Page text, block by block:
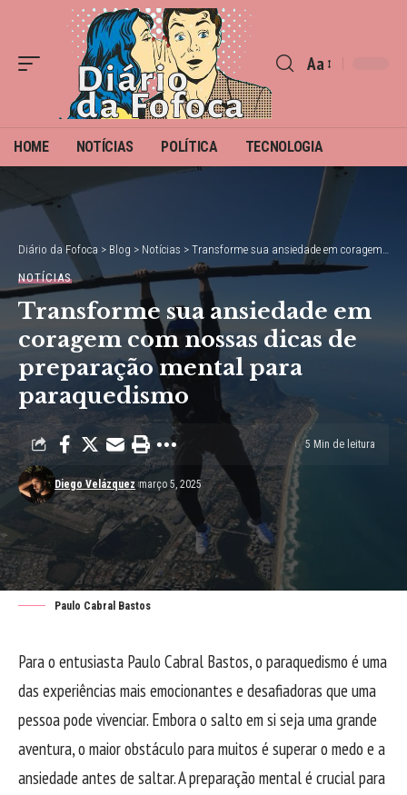
Font
Aa
HOME NOTÍCIAS POLÍTICA TECNOLOGIA
Diário da Fofoca > Blog > Notícias > Transforme sua ansiedade em coragem com nossas dicas de preparação mental para paraquedismo
NOTÍCIAS
Transforme sua ansiedade em
coragem com nossas dicas de
preparação mental para
paraquedismo
Diego Velázquez março 5, 2025
5 Min de leitura
Paulo Cabral Bastos
Para o entusiasta Paulo Cabral Bastos, o paraquedismo é uma
das experiências mais emocionantes e desafiadoras que uma
pessoa pode vivenciar. Embora o salto em si seja uma grande
aventura, o maior obstáculo para muitos é superar o medo e a
ansiedade antes de saltar. A preparação mental é crucial para